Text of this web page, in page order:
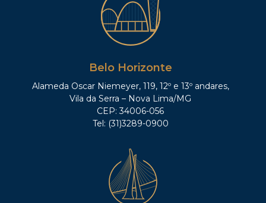
Belo Horizonte
Alameda Oscar Niemeyer, 119, 12º e 13º andares,
Vila da Serra – Nova Lima/MG
CEP: 34006-056
Tel: (31)3289-0900